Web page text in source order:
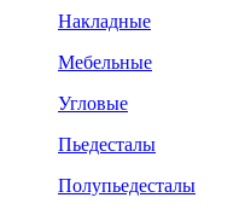
Накладные
Мебельные
Угловые
Пьедесталы
Полупьедесталы